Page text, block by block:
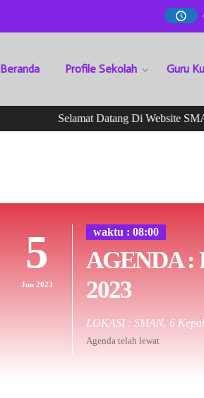
Beranda Profile Sekolah Guru
Selamat Datang Di Website
5
Jun 2023
waktu : 08:00
AGENDA :
2023
LOKASI : SMAN. 6
Agenda telah lewat